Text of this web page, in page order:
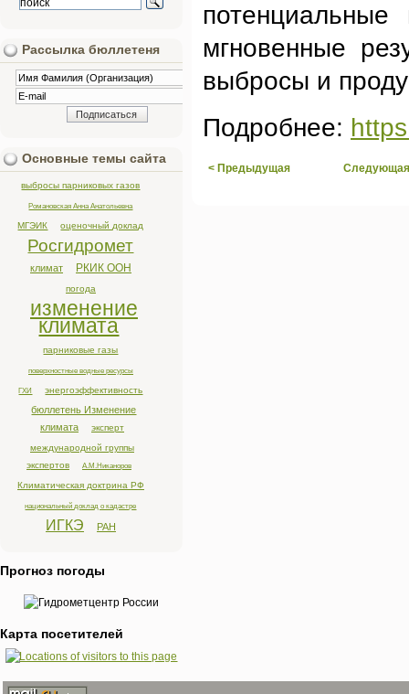
мгновенные
выбросы и
Подробнее:
< Предыдущая
Рассылка бюллетеня
Основные темы сайта
выбросы парниковых газов
Романовская Анна Анатольевна
МГЭИК оценочный доклад
Росгидромет
климат РКИК ООН
погода
изменение
климата
парниковые газы
поверхностные водные ресурсы
ГХИ энергоэффективность
бюллетень Изменение
климата
эксперт
международной группы
экспертов
А.М.Никаноров
Климатическая доктрина РФ
национальный доклад о кадастре
ИГКЭ РАН
Прогноз погоды
Карта посетителей